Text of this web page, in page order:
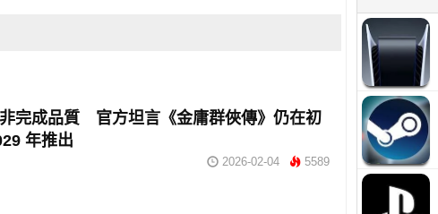
完成品質 官方坦言《金庸群俠傳》仍在初
年推出
2026-02-04 5589